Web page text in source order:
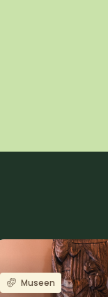
Museen